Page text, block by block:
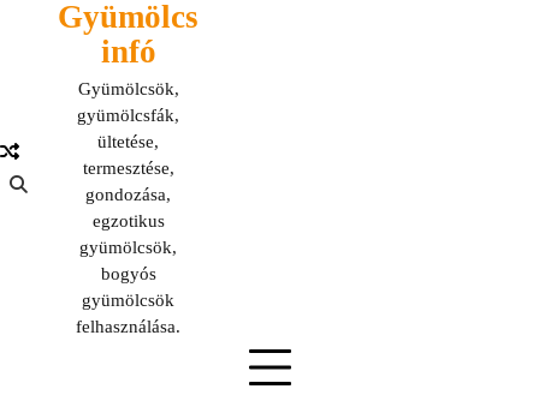
Gyümölcs
infó
Gyümölcsök,
gyümölcsfák,
ültetése,
termesztése,
gondozása,
egzotikus
gyümölcsök,
bogyós
gyümölcsök
felhasználása.